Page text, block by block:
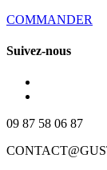
COMMANDER
Suivez-nous
09 87 58 06 87